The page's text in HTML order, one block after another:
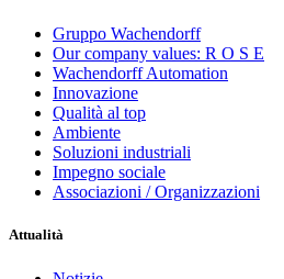
Gruppo Wachendorff
Our company values: R O S E
Wachendorff Automation
Innovazione
Qualità al top
Ambiente
Soluzioni industriali
Impegno sociale
Associazioni / Organizzazioni
Attualità